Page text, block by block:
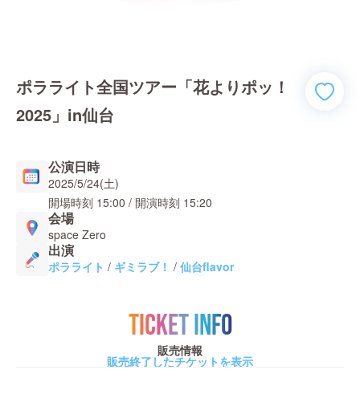
ポラライト全国ツアー「花よりポッ！
2025」in仙台
公演日時
2025/5/24(土)
開場時刻 15:00 / 開演時刻 15:20
会場
space Zero
出演
ポラライト / ギミラブ！ / 仙台flavor
TICKET INFO
販売情報
販売終了したチケットを表示